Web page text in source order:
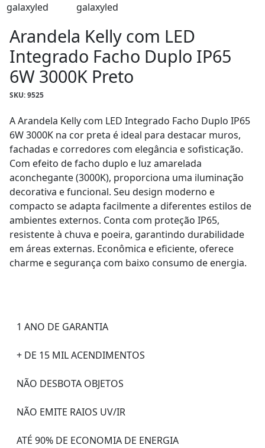
Arandela Kelly com LED
Integrado Facho Duplo IP65
6W 3000K Preto
SKU: 9525
A Arandela Kelly com LED Integrado Facho Duplo IP65
6W 3000K na cor preta é ideal para destacar muros,
fachadas e corredores com elegância e sofisticação.
Com efeito de facho duplo e luz amarelada
aconchegante (3000K), proporciona uma iluminação
decorativa e funcional. Seu design moderno e
compacto se adapta facilmente a diferentes estilos de
ambientes externos. Conta com proteção IP65,
resistente à chuva e poeira, garantindo durabilidade
em áreas externas. Econômica e eficiente, oferece
charme e segurança com baixo consumo de energia.
1 ANO DE GARANTIA
+ DE 15 MIL ACENDIMENTOS
NÃO DESBOTA OBJETOS
NÃO EMITE RAIOS UV/IR
ATÉ 90% DE ECONOMIA DE ENERGIA